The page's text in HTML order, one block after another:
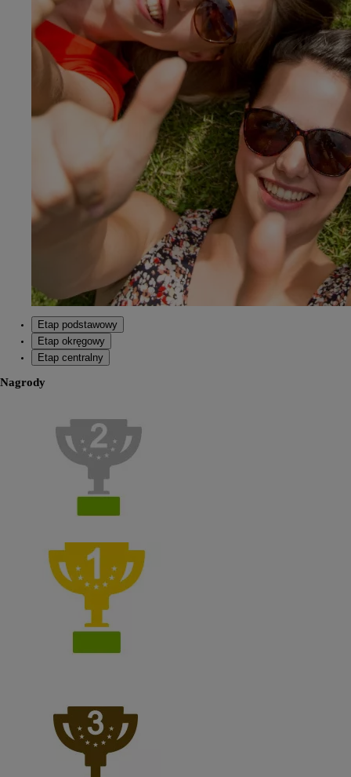
Etap podstawowy
Etap okręgowy
Etap centralny
Nagrody